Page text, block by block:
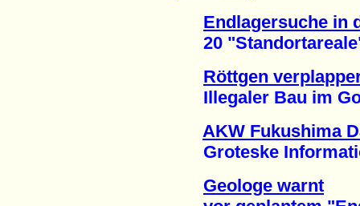
Endlagersuche in
20 "Standortareale"
Röttgen
Illegaler Bau im
AKW Fukushima
Groteske
Geologe warnt